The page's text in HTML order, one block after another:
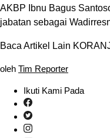
AKBP Ibnu Bagus
jabatan sebagai
Baca Artikel Lain
oleh Tim Reporter
Ikuti Kami Pada